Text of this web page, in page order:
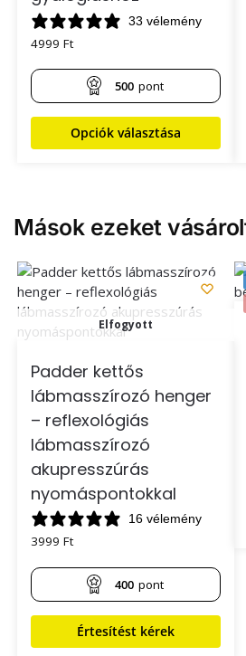
33 vélemény
4999 Ft
500 pont
Opciók választása
Mások ezeket
Elfogyott
Padder kettős
lábmasszírozó henger
– reflexológiás
lábmasszírozó
akupresszúrás
nyomáspontokkal
16 vélemény
3999 Ft
400 pont
Értesítést kérek